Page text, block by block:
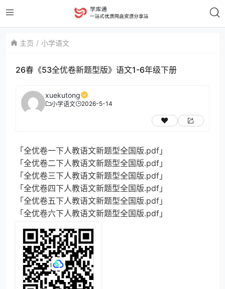
主页 小学语文
26春《53全优卷新题型版》语文1-6年级下册
xuekutong
小学语文 2026-5-14
「全优卷一下人教语文新题型全国版.pdf」
「全优卷二下人教语文新题型全国版.pdf」
「全优卷三下人教语文新题型全国版.pdf」
「全优卷四下人教语文新题型全国版.pdf」
「全优卷五下人教语文新题型全国版.pdf」
「全优卷六下人教语文新题型全国版.pdf」